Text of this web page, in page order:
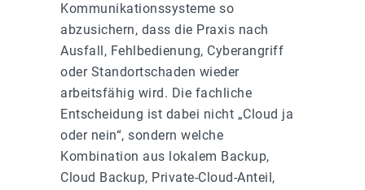
Kommunikationssysteme so
abzusichern, dass die Praxis nach
Ausfall, Fehlbedienung, Cyberangriff
oder Standortschaden wieder
arbeitsfähig wird. Die fachliche
Entscheidung ist dabei nicht „Cloud ja
oder nein“, sondern welche
Kombination aus lokalem Backup,
Cloud Backup, Private-Cloud-Anteil,